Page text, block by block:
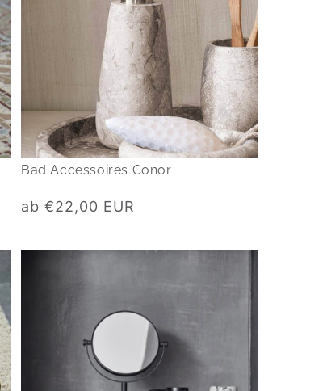
Bad Accessoires Conor
Normaler
ab €22,00 EUR